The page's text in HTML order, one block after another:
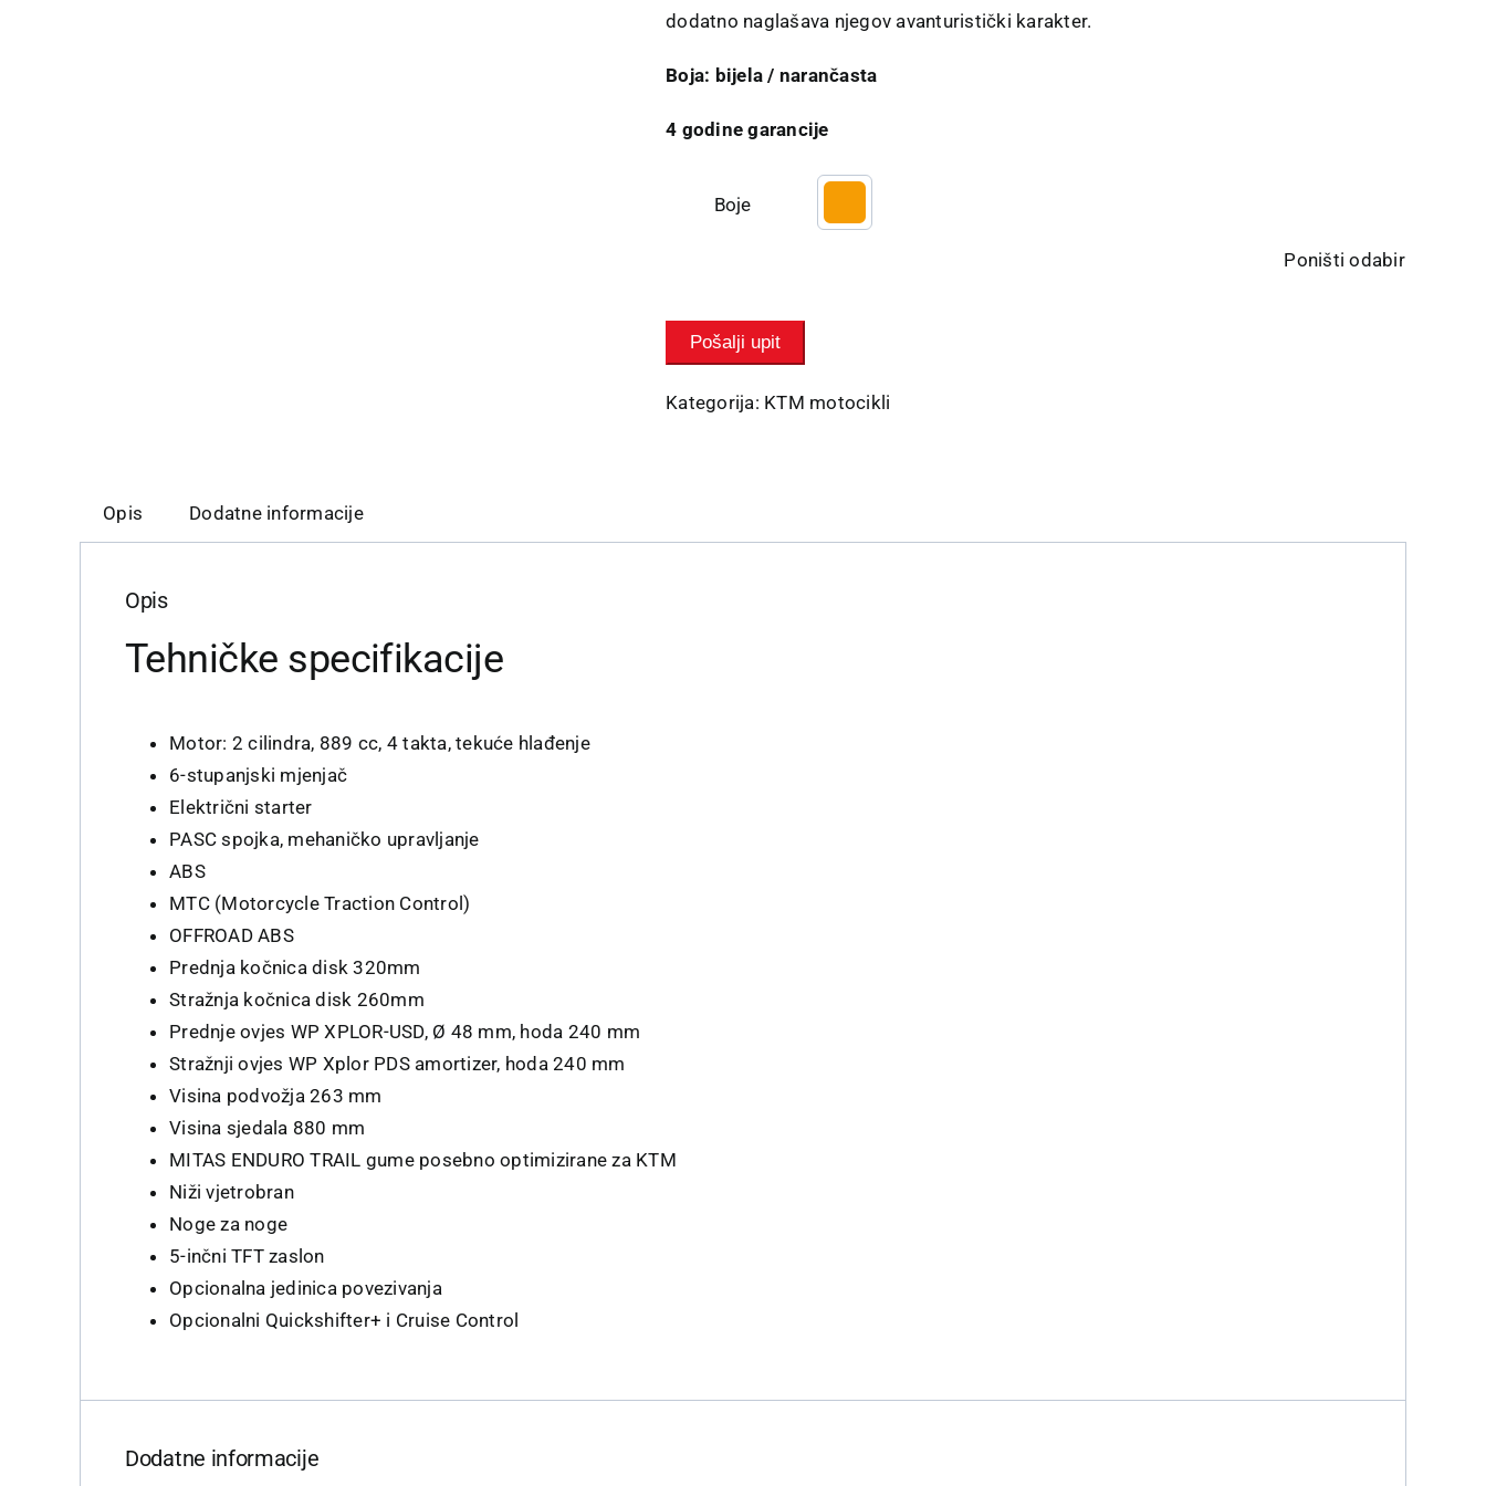
dodatno naglašava njegov avanturistički karakter.
Boja: bijela / narančasta
4 godine garancije
Boje
Poništi odabir
Pošalji upit
Kategorija: KTM motocikli
Opis Dodatne informacije
Opis
Tehničke specifikacije
Motor: 2 cilindra, 889 cc, 4 takta, tekuće hlađenje
6-stupanjski mjenjač
Električni starter
PASC spojka, mehaničko upravljanje
ABS
MTC (Motorcycle Traction Control)
OFFROAD ABS
Prednja kočnica disk 320mm
Stražnja kočnica disk 260mm
Prednje ovjes WP XPLOR-USD, Ø 48 mm, hoda 240 mm
Stražnji ovjes WP Xplor PDS amortizer, hoda 240 mm
Visina podvožja 263 mm
Visina sjedala 880 mm
MITAS ENDURO TRAIL gume posebno optimizirane za KTM
Niži vjetrobran
Noge za noge
5-inčni TFT zaslon
Opcionalna jedinica povezivanja
Opcionalni Quickshifter+ i Cruise Control
Dodatne informacije